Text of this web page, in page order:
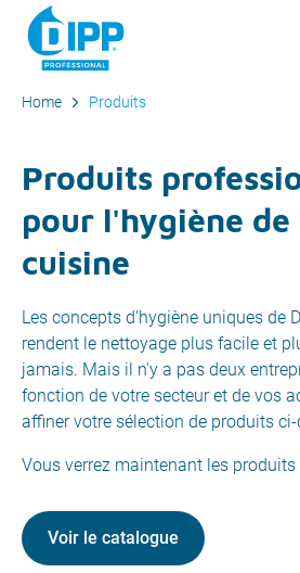
Home Produits
Produits
pour l'hygiène
cuisine
Les concepts d'hygiène uniques de
rendent le nettoyage plus facile et
jamais. Mais il n'y a pas deux
fonction de votre secteur et de vos
affiner votre sélection de produits
Vous verrez maintenant les produits
Voir le catalogue